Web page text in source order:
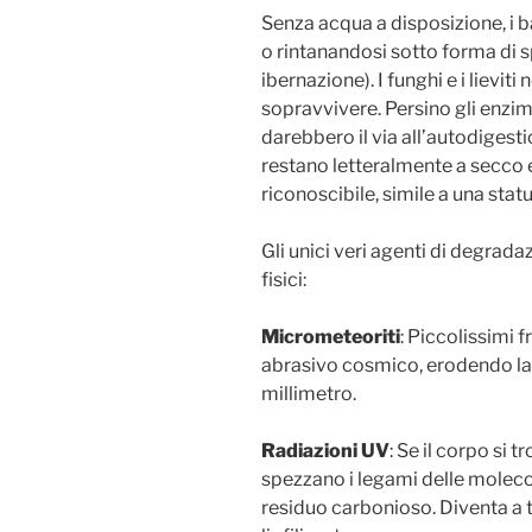
Senza acqua a disposizione, i
o rintanandosi sotto forma di
ibernazione). I funghi e i lieviti
sopravvivere. Persino gli
darebbero il via
restano letteralmente a secco
riconoscibile, simile a una
Gli unici veri agenti di
fisici:
Micrometeoriti: Piccolissimi
abrasivo cosmico, erodendo
millimetro.
Radiazioni UV: Se il corpo si
spezzano i legami delle
residuo carbonioso. Diventa